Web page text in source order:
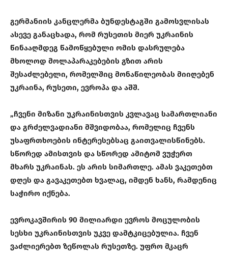
გერმანიის კანცლერმა ბუნდესტაგში გამოსვლისას
ასევე განაცხადა, რომ რუსეთის მიერ უკრაინის
წინააღმდეგ წამოწყებული ომის დასრულება
მხოლოდ მოლაპარაკებების გზით არის
შესაძლებელი, რომელშიც მონაწილეობას მიიღებენ
უკრაინა, რუსეთი, ევროპა და აშშ.
„ჩვენი მიზანი უკრაინისთვის კვლავაც სამართლიანი
და გრძელვადიანი მშვიდობაა, რომელიც ჩვენს
უსაფრთხოების ინტერესებსაც გაითვალისწინებს.
სწორედ ამისთვის და სწორედ ამიტომ ვუჭერთ
მხარს უკრაინას. ეს არის სიმართლე. ამას ვაკეთებთ
დღეს და გავაკეთებთ ხვალაც, იმდენ ხანს, რამდენიც
საჭირო იქნება.
ევროკავშირის 90 მილიარდი ევროს მოცულობის
სესხი უკრაინისთვის უკვე დამტკიცებულია. ჩვენ
ვაძლიერებთ ზეწოლას რუსეთზე. უფრო მკაცრ